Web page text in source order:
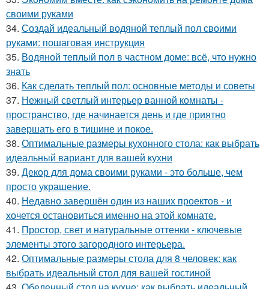
своими руками
34. Создай идеальный водяной теплый пол своими
руками: пошаговая инструкция
35. Водяной теплый пол в частном доме: всё, что нужно
знать
36. Как сделать теплый пол: основные методы и советы
37. Нежный светлый интерьер ванной комнаты -
пространство, где начинается день и где приятно
завершать его в тишине и покое.
38. Оптимальные размеры кухонного стола: как выбрать
идеальный вариант для вашей кухни
39. Декор для дома своими руками - это больше, чем
просто украшение.
40. Недавно завершён один из наших проектов - и
хочется остановиться именно на этой комнате.
41. Простор, свет и натуральные оттенки - ключевые
элементы этого загородного интерьера.
42. Оптимальные размеры стола для 8 человек: как
выбрать идеальный стол для вашей гостиной